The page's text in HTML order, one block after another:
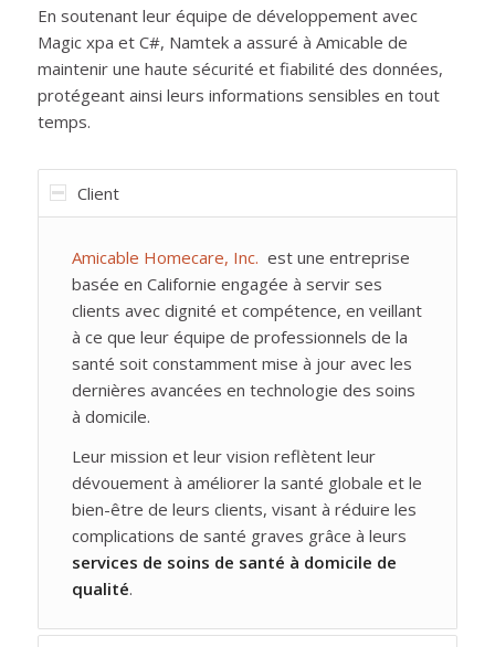
En soutenant leur équipe de développement avec
Magic xpa et C#, Namtek a assuré à Amicable de
maintenir une haute sécurité et fiabilité des données,
protégeant ainsi leurs informations sensibles en tout
temps.
Client
Amicable Homecare, Inc. est une entreprise
basée en Californie engagée à servir ses
clients avec dignité et compétence, en veillant
à ce que leur équipe de professionnels de la
santé soit constamment mise à jour avec les
dernières avancées en technologie des soins
à domicile.
Leur mission et leur vision reflètent leur
dévouement à améliorer la santé globale et le
bien-être de leurs clients, visant à réduire les
complications de santé graves grâce à leurs
services de soins de santé à domicile de
qualité.